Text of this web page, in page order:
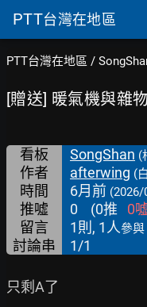
PTT台灣在地區
PTT台灣在地區 /
[贈送] 暖氣機與雜物
看板 SongShan (
作者 afterwing (
時間 6月前 (2026/
推噓 0 (0推 0
留言
1則, 1人參與
討論串 1/1
只剩A了